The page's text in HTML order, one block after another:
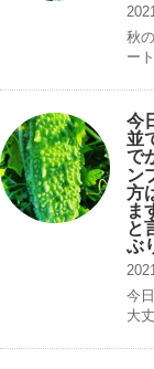
秋
ー
今
並
で
ン
方
ま
と
ぶ
今
大